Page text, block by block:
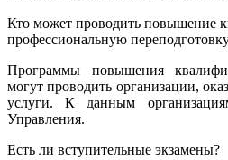
Кто может проводить повышение
профессиональную
Программы повышения
могут проводить организации,
услуги. К данным
Управления.
Есть ли вступительные экзамены?